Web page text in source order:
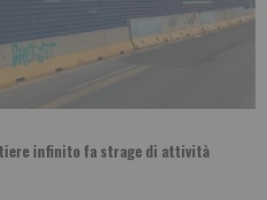
infinito fa strage di attività